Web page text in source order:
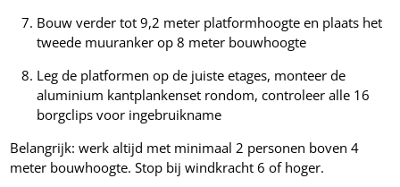
Bouw verder tot 9,2 meter platformhoogte en plaats het
tweede muuranker op 8 meter bouwhoogte
Leg de platformen op de juiste etages, monteer de
aluminium kantplankenset rondom, controleer alle 16
borgclips voor ingebruikname
Belangrijk: werk altijd met minimaal 2 personen boven 4
meter bouwhoogte. Stop bij windkracht 6 of hoger.